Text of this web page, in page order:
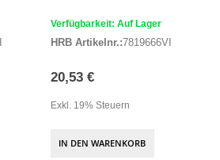
Verfügbarkeit: Auf Lager
HRB Artikelnr.:7819666VI
20,53 €
Exkl. 19% Steuern
IN DEN WARENKORB